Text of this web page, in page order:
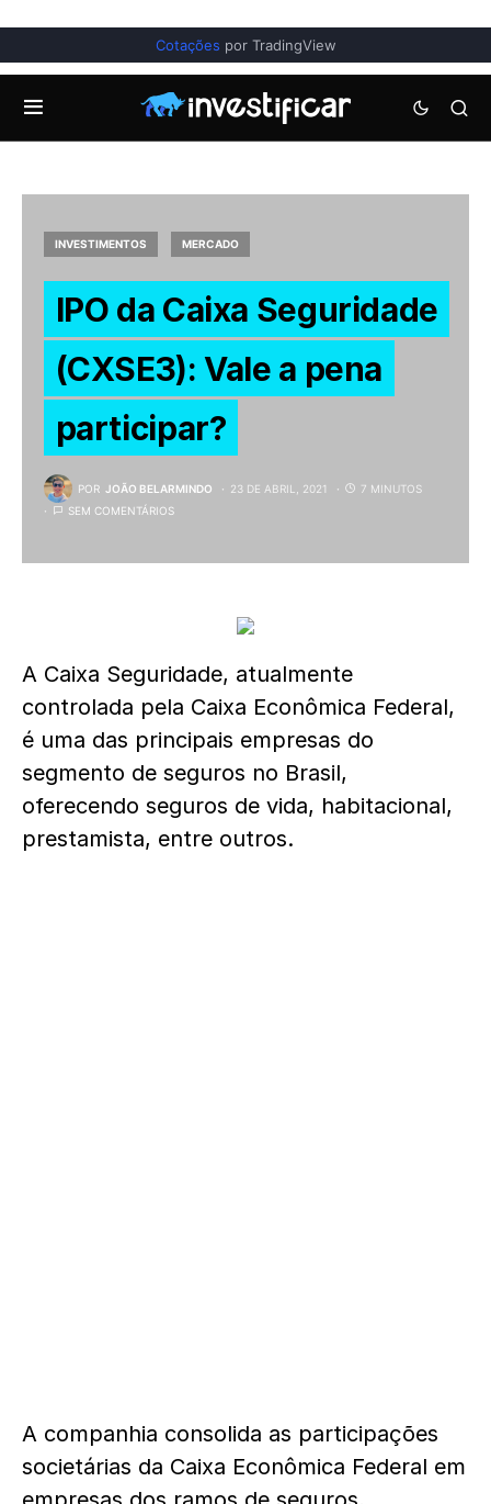
Cotações por TradingView
INVESTIMENTOS MERCADO
IPO da Caixa Seguridade
(CXSE3): Vale a pena
participar?
POR JOÃO BELARMINDO 23 DE ABRIL, 2021
7 MINUTOS
SEM COMENTÁRIOS
A Caixa Seguridade, atualmente
controlada pela Caixa Econômica Federal,
é uma das principais empresas do
segmento de seguros no Brasil,
oferecendo seguros de vida, habitacional,
prestamista, entre outros.
A companhia consolida as participações
societárias da Caixa Econômica Federal em